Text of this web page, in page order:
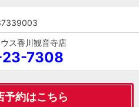
ス香川観音寺店
7308
予約はこちら